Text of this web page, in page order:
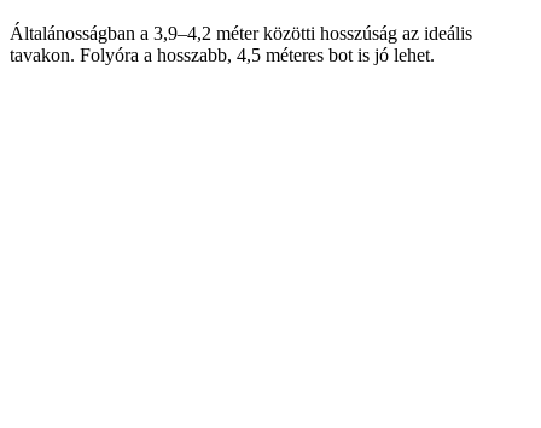
Általánosságban a 3,9–4,2 méter közötti hosszúság az ideális
tavakon. Folyóra a hosszabb, 4,5 méteres bot is jó lehet.